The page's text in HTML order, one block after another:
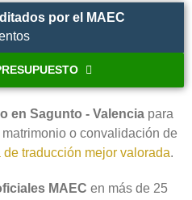
por el MAEC
en Sagunto - Valencia para
o convalidación de
de traducción mejor valorada.
MAEC en más de 25